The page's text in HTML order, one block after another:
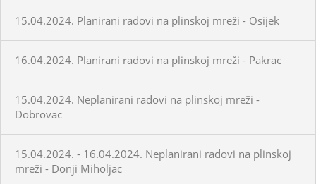
15.04.2024. Planirani radovi na plinskoj mreži - Osijek
16.04.2024. Planirani radovi na plinskoj mreži - Pakrac
15.04.2024. Neplanirani radovi na plinskoj mreži -
Dobrovac
15.04.2024. - 16.04.2024. Neplanirani radovi na plinskoj
mreži - Donji Miholjac